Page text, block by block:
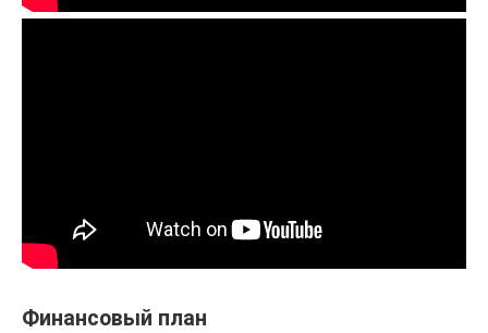
Финансовый план